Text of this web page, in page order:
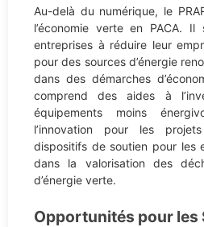
Au-delà du numérique, le
l’économie verte en PACA. Il
entreprises à réduire leur
pour des sources d’énergie
dans des démarches
comprend des aides à
équipements moins
l’innovation pour les
dispositifs de soutien pour les
dans la valorisation des
d’énergie verte.
Opportunités pour les